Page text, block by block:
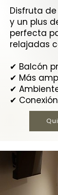
Disfruta
y un plus
perfecta
relajadas
✔ Balcón
✔ Más
✔
✔